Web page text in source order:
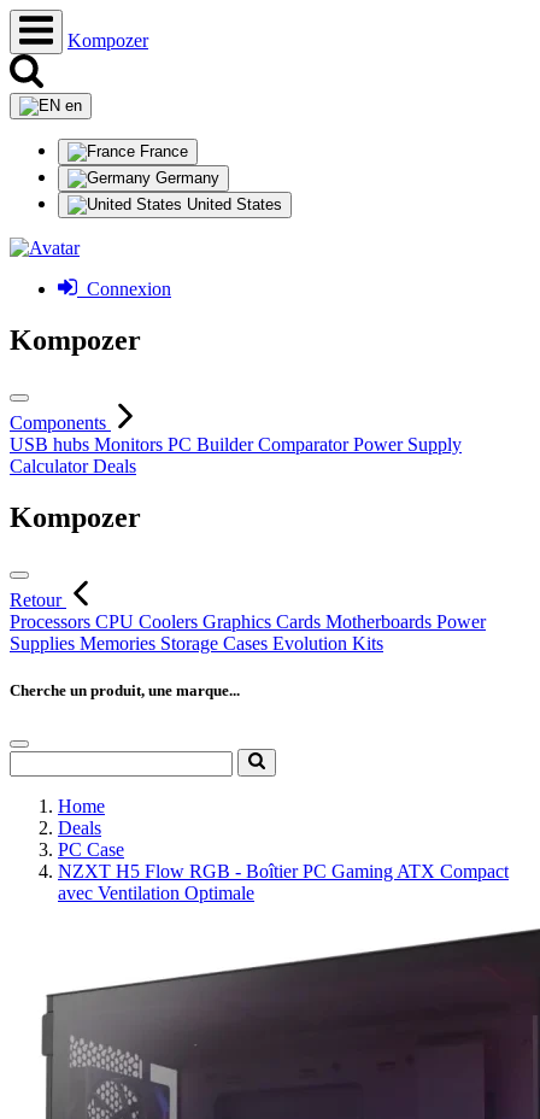
Kompozer
en
France
Germany
United States
Connexion
Kompozer
Components
USB hubs Monitors PC BuilderComparatorPower Supply
CalculatorDeals
Kompozer
Retour
Processors CPU Coolers Graphics Cards Motherboards Power
Supplies Memories Storage Cases Evolution Kits
Cherche un produit, une marque...
Home
Deals
PC Case
NZXT H5 Flow RGB - Boîtier PC Gaming ATX Compact
avec Ventilation Optimale